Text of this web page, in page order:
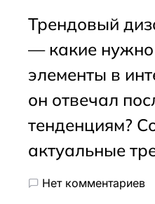
Трендовый
— какие нужно
элементы в
он отвечал
тенденциям?
актуальные
Нет комментариев